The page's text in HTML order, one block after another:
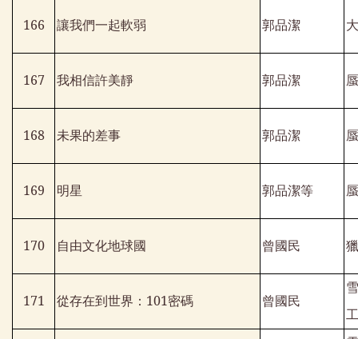
166 讓我們一起軟弱 郭品潔
167 我相信許美靜 郭品潔
168 未果的差事 郭品潔
169 明星 郭品潔等
170 自由文化地球國 曾國民
171 從存在到世界： 101密碼 曾國民